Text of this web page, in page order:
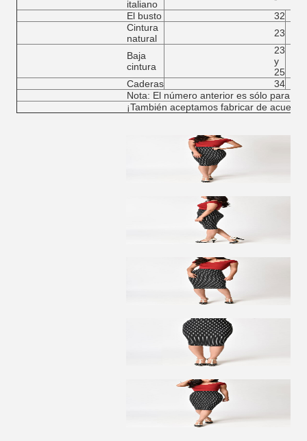
italiano
El busto
32
Cintura
natural
23
Baja
cintura
23
y
25
Caderas
34
Nota: El número anterior es sólo para su
¡También aceptamos fabricar de